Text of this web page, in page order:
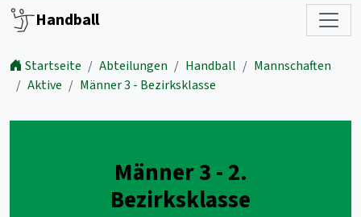
Handball
Startseite Abteilungen Handball
Mannschaften
Aktive
Männer 3 - Bezirksklasse
Männer 3 - 2.
Bezirksklasse